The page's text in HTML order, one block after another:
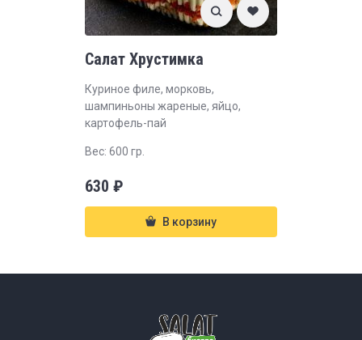
Салат Хрустимка
Куриное филе, морковь,
шампиньоны жареные, яйцо,
картофель-пай
Вес: 600 гр.
630 ₽
В корзину